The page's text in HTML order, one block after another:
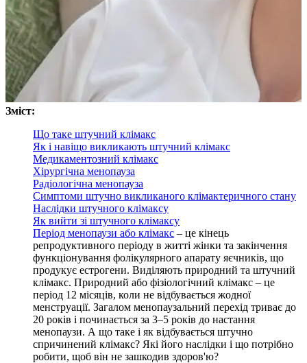
Зміст:
Що таке штучний клімакс
Як і навіщо викликають штучний клімакс
Медикаментозний клімакс
Хірургічна менопауза
Радіологічна менопауза
Симптоми штучно викликаного клімактеричного стану
Наслідки штучного клімаксу
Як вийти зі штучного клімаксу
Період менопаузи або клімакс – це кінець
репродуктивного періоду в житті жінки та закінчення
функціонування фолікулярного апарату яєчників, що
продукує естрогени. Виділяють природний та штучний
клімакс. Природний або фізіологічний клімакс – це
період 12 місяців, коли не відбувається жодної
менструації. Загалом менопаузальний перехід триває до
20 років і починається за 3–5 років до настання
менопаузи. А що таке і як відбувається штучно
спричинений клімакс? Які його наслідки і що потрібно
робити, щоб він не зашкодив здоров'ю?